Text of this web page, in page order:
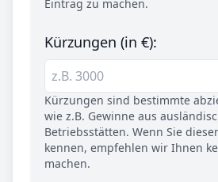
Eintrag zu machen.
Kürzungen (in €):
Kürzungen sind bestimmte
wie z.B. Gewinne aus
Betriebsstätten. Wenn Sie
kennen, empfehlen wir Ihnen
machen.